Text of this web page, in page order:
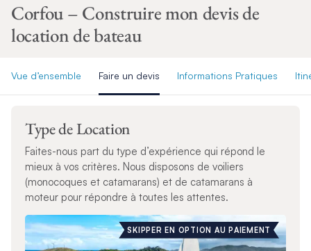
Corfou – Construire mon devis de
location de bateau
Vue d’ensemble Faire un devis Informations Pratiques
Type de Location
Faites-nous part du type d’expérience qui répond le
mieux à vos critères. Nous disposons de voiliers
(monocoques et catamarans) et de catamarans à
moteur pour répondre à toutes les attentes.
SKIPPER EN OPTION AU PAIEMENT